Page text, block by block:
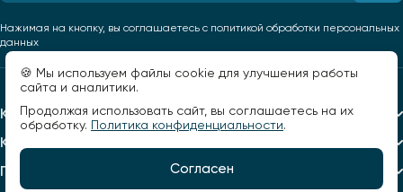
Каталог
Компания
Помощь
Нажимая на кнопку, вы соглашаетесь с политикой обработки персональных
данных
🍪 Мы используем файлы cookie для улучшения работы
сайта и аналитики.
Продолжая использовать сайт, вы соглашаетесь на их
обработку. Политика конфиденциальности.
Согласен